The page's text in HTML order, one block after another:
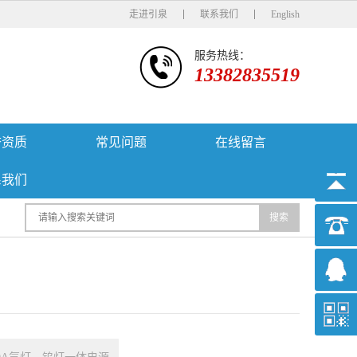
走进引泉 联系我们 English
服务热线：
13382835519
质 常见问题 在线留言
们
搜索